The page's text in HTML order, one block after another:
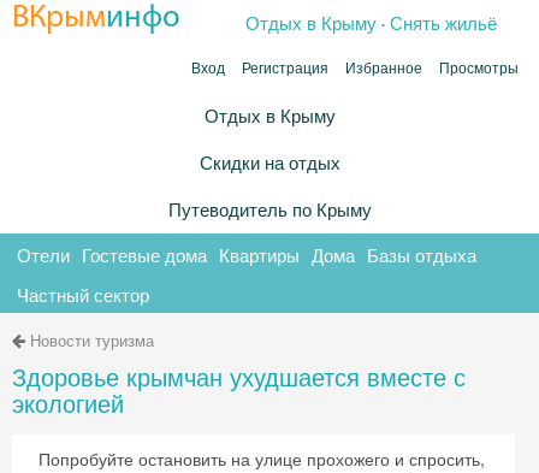
ВКрыминфо Отдых в Крыму .Снять жильё
Вход Регистрация Избранное Просмотры
Отдых в Крыму
Скидки на отдых
Путеводитель по Крыму
Отели Гостевые дома Квартиры Дома Базы отдыха
Частный сектор
Новости туризма
Здоровье крымчан ухудшается вместе с
экологией
Попробуйте остановить на улице прохожего и спросить,